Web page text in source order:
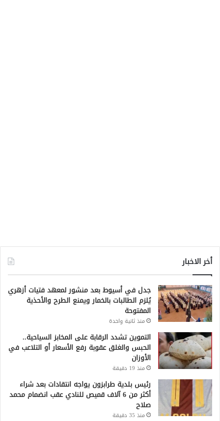
أخر الاخبار
جدل في أسيوط بعد منشور لمعهد فتيات أزهري
يُلزم الطالبات بالخمار ويمنع الطرح والأحذية
المفتوحة
منذ ثانية واحدة
التموين تشدد الرقابة على المخابز السياحية..
الحبس والغلق عقوبة رفع الأسعار أو التلاعب في
الأوزان
منذ 19 دقيقة
رئيس بلدية طرابزون يواجه انتقادات بعد شراء
أكثر من 6 آلاف قميص للنادي عقب انضمام محمد
صلاح
منذ 35 دقيقة